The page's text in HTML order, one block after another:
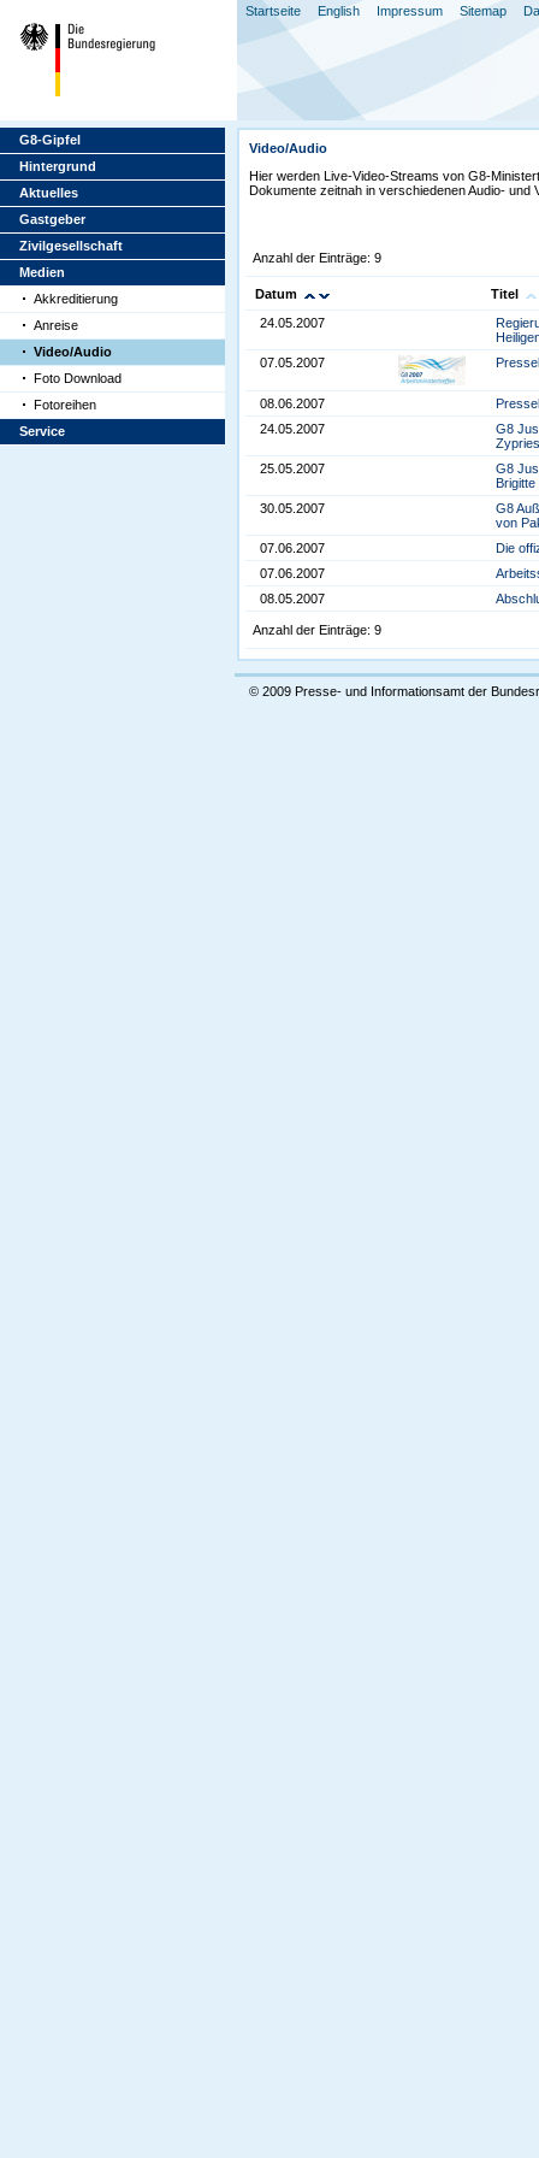
Startseite English Impressum Sitemap
G8-Gipfel
Hintergrund
Aktuelles
Gastgeber
Zivilgesellschaft
Medien
Akkreditierung
Anreise
Video/Audio
Foto Download
Fotoreihen
Service
Video/Audio
Hier werden Live-Video-Streams von G8-
Dokumente zeitnah in verschiedenen Audio- und
Anzahl der Einträge: 9
Datum
Titel
24.05.2007
07.05.2007
08.06.2007
24.05.2007
G8
25.05.2007
G8
Brigitte
30.05.2007
G8
von
07.06.2007
Die
07.06.2007
08.05.2007
Anzahl der Einträge: 9
© 2009 Presse- und Informationsamt der